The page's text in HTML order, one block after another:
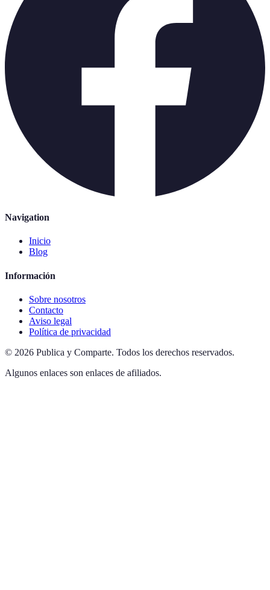
Navigation
Inicio
Blog
Información
Sobre nosotros
Contacto
Aviso legal
Política de privacidad
© 2026 Publica y Comparte. Todos los derechos reservados.
Algunos enlaces son enlaces de afiliados.